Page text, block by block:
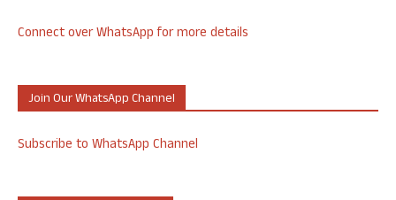
Connect over WhatsApp for more details
Join Our WhatsApp Channel
Subscribe to WhatsApp Channel